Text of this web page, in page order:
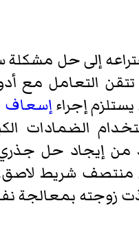
إلى حل مشكلة
لا تتقن التعامل
إجراءإسعاف
الضمادات
من إيجاد حل
منتصف شريط
زوجته بمعالجة